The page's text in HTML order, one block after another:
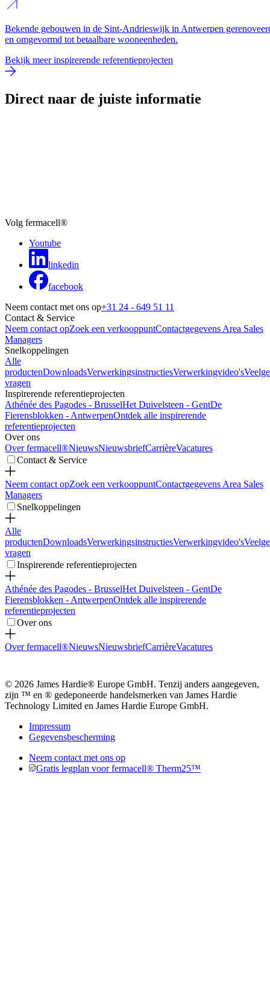
Bekende gebouwen in de Sint-Andrieswijk in Antwerpen
en omgevormd tot betaalbare wooneenheden.
Bekijk meer inspirerende referentieprojecten
Direct naar de juiste informatie
Volg fermacell®
Youtube
linkedin
facebook
Neem contact met ons op+31 24 - 649 51 11
Contact & Service
Neem contact opZoek een verkooppuntContactgegevens Area Sales
Managers
Snelkoppelingen
Alle
productenDownloadsVerwerkingsinstructiesVerwerkingvideo's
vragen
Inspirerende referentieprojecten
Athénée des Pagodes - BrusselHet Duivelsteen - GentDe
Fierensblokken - AntwerpenOntdek alle inspirerende
referentieprojecten
Over ons
Over fermacell®NieuwsNieuwsbriefCarrièreVacatures
Contact & Service
Neem contact opZoek een verkooppuntContactgegevens Area Sales
Managers
Snelkoppelingen
Alle
productenDownloadsVerwerkingsinstructiesVerwerkingvideo's
vragen
Inspirerende referentieprojecten
Athénée des Pagodes - BrusselHet Duivelsteen - GentDe
Fierensblokken - AntwerpenOntdek alle inspirerende
referentieprojecten
Over ons
Over fermacell®NieuwsNieuwsbriefCarrièreVacatures
© 2026 James Hardie® Europe GmbH. Tenzij anders aangegeven,
zijn ™ en ® gedeponeerde handelsmerken van James Hardie
Technology Limited en James Hardie Europe GmbH.
Impressum
Gegevensbescherming
Neem contact met ons op
Gratis legplan voor fermacell® Therm25™